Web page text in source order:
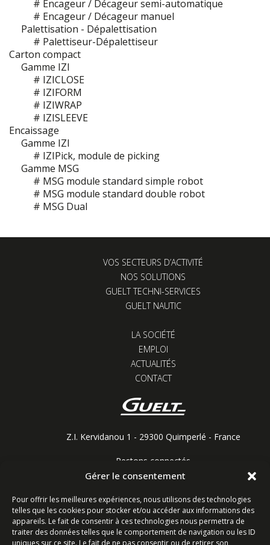
Gérer le consentement
Pour offrir les meilleures expériences, nous utilisons des technologies
telles que les cookies pour stocker et/ou accéder aux informations des
appareils. Le fait de consentir à ces technologies nous permettra de
traiter des données telles que le comportement de navigation ou les ID
uniques sur ce site. Le fait de ne pas consentir ou de retirer son
# Encageur / Décageur semi-automatique
# Encageur / Décageur manuel
Palettisation - Dépalettisation
# Palettiseur-Dépalettiseur
Carton compact
Gamme IZI
# IZICLOSE
# IZIFORM
# IZIWRAP
# IZISLEEVE
Encaissage
Gamme IZI
# IZIPick, module de picking
Gamme MSG
# MSG module standard simple robot
# MSG module standard double robot
# MSG Dual
VOS SECTEURS D’ACTIVITÉ
NOS SOLUTIONS
GUELT TECHNI-SERVICES
GUELT NAUTIC
LA SOCIÉTÉ
EMPLOI
ACTUALITÉS
CONTACT
Z.I. Kervidanou 1 - 29300 Quimperlé - France
Restons connectés
Contactez-nous